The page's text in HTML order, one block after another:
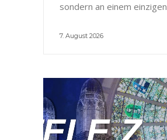
sondern an einem einzigen
7. August 2026